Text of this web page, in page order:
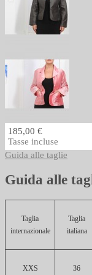
185,00 €
Tasse incluse
Guida alle taglie
Guida alle
Taglia
internazionale
Taglia
italiana
XXS 36